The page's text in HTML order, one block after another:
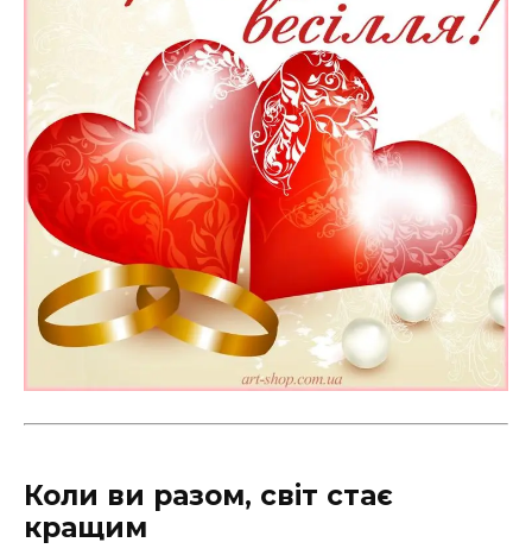
Коли ви разом, світ стає
кращим